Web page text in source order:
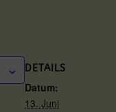
DETAILS
Datum:
13. Juni